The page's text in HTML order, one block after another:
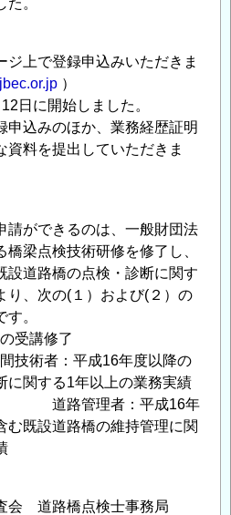
。
上で登録申込みいただきま
）
日に開始しました。
込みのほか、業務経歴証明
資料を提出していただきま
ができるのは、一般財団法
橋梁点検技術研修を修了し、
設道路橋の点検・診断に関す
り、次の(１）および(２）の
。
受講修了
者：平成16年度以降の
に関する1年以上の業務実績
：平成16年
む既設道路橋の維持管理に関
会 道路橋点検士事務局